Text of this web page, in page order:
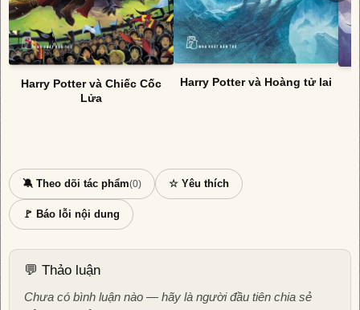
Harry Potter và Chiếc Cốc
Lửa
Harry Potter và Hoàng tử lai
🔕 Theo dõi tác phẩm(0) ☆ Yêu thích
🚩 Báo lỗi nội dung
💬 Thảo luận
Chưa có bình luận nào — hãy là người đầu tiên chia sẻ